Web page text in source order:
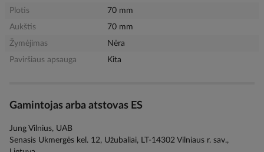
Plotis
70 mm
Aukštis
70 mm
Žymėjimas
Nėra
Paviršiaus apsauga
Kita
Gamintojas arba atstovas ES
Jung Vilnius, UAB
Senasis Ukmergės kel. 12, Užubaliai, LT-14302 Vilniaus r. sav.,